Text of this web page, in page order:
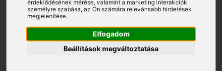
érdeklődésének mérése, valamint a marketing interakciók
személyre szabása,az Ön számára relevánsabb hirdetések
megjelenítése.
Elfogadom
Beállítások megváltoztatása